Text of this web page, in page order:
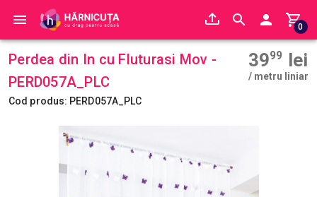
0
Perdea din In cu Fluturasi Mov -
PERD057A_PLC
Cod produs: PERD057A_PLC
3999 lei
/ metru liniar